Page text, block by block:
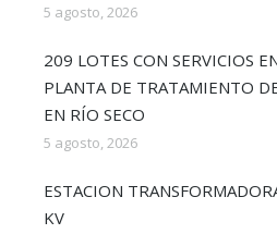
5 agosto, 2026
209 LOTES CON SERVICIOS
PLANTA DE TRATAMIENTO
EN RÍO SECO
5 agosto, 2026
ESTACION
KV